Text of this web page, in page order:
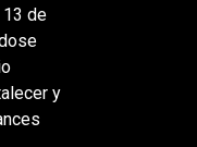
de
y